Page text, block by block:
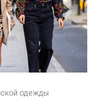
одежды